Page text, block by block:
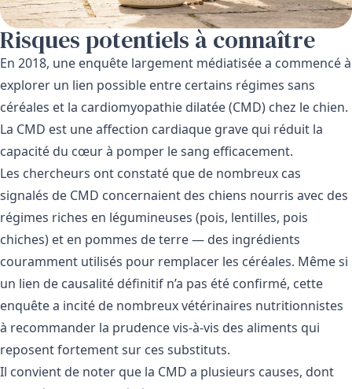
Risques potentiels à connaître
En 2018, une enquête largement médiatisée a commencé à
explorer un lien possible entre certains régimes sans
céréales et la cardiomyopathie dilatée (CMD) chez le chien.
La CMD est une affection cardiaque grave qui réduit la
capacité du cœur à pomper le sang efficacement.
Les chercheurs ont constaté que de nombreux cas
signalés de CMD concernaient des chiens nourris avec des
régimes riches en légumineuses (pois, lentilles, pois
chiches) et en pommes de terre — des ingrédients
couramment utilisés pour remplacer les céréales. Même si
un lien de causalité définitif n’a pas été confirmé, cette
enquête a incité de nombreux vétérinaires nutritionnistes
à recommander la prudence vis-à-vis des aliments qui
reposent fortement sur ces substituts.
Il convient de noter que la CMD a plusieurs causes, dont